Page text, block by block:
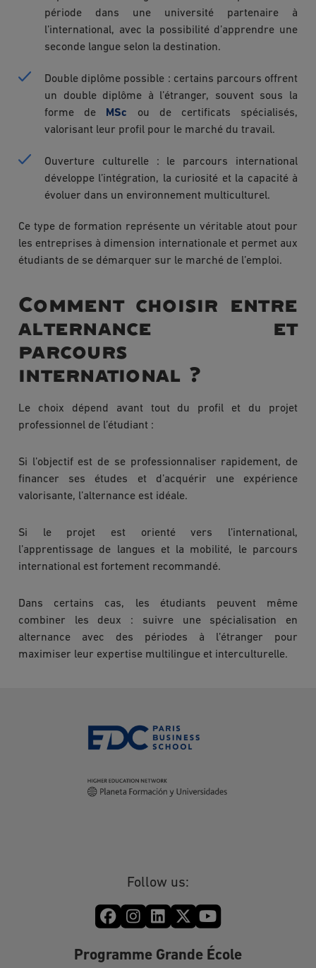
période dans une université partenaire à
l’international, avec la possibilité d’apprendre une
seconde langue selon la destination.
Double diplôme possible : certains parcours offrent
un double diplôme à l’étranger, souvent sous la
forme de
MSc ou de certificats spécialisés,
valorisant leur profil pour le marché du travail.
Ouverture culturelle : le parcours international
développe l’intégration, la curiosité et la capacité à
évoluer dans un environnement multiculturel.
Ce type de formation représente un véritable atout pour
les entreprises à dimension internationale et permet aux
étudiants de se démarquer sur le marché de l’emploi.
Comment choisir entre
alternance et
parcours
international ?
Le choix dépend avant tout du profil et du projet
professionnel de l’étudiant :
Si l’objectif est de se professionnaliser rapidement, de
financer ses études et d’acquérir une expérience
valorisante, l’alternance est idéale.
Si le projet est orienté vers l’international,
l’apprentissage de langues et la mobilité, le parcours
international est fortement recommandé.
Dans certains cas, les étudiants peuvent même
combiner les deux : suivre une spécialisation en
alternance avec des périodes à l’étranger pour
maximiser leur expertise multilingue et interculturelle.
Follow us:
Programme Grande École